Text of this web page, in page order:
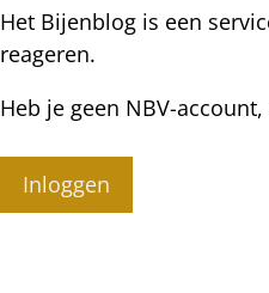
Het Bijenblog is een
reageren.
Heb je geen NBV-
Inloggen